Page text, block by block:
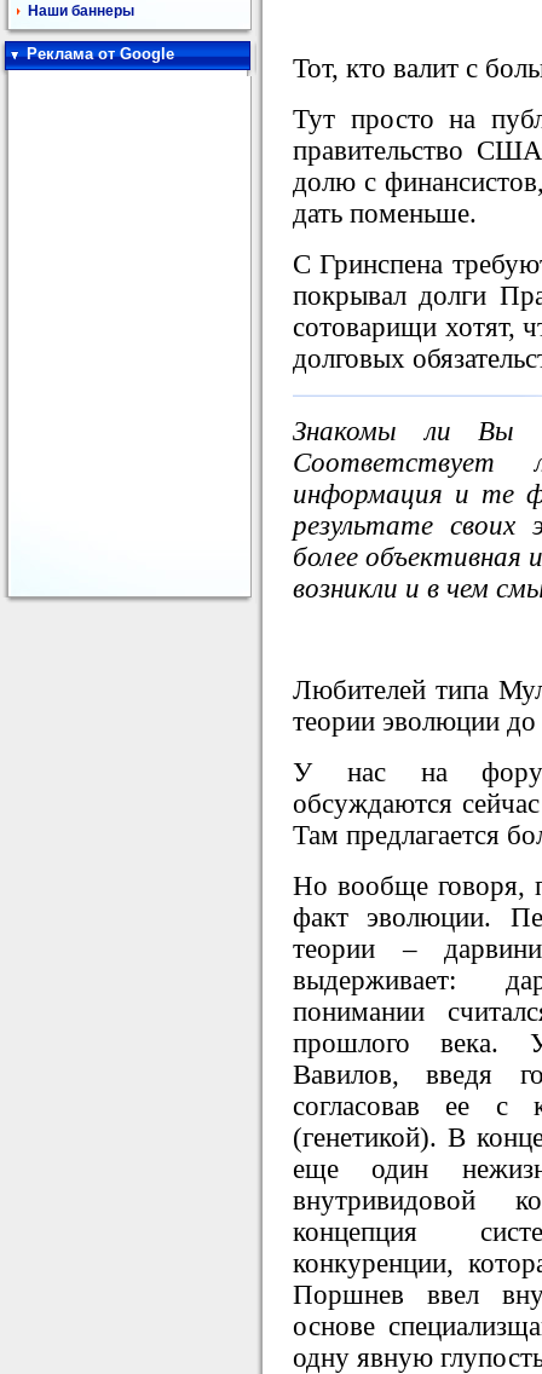
Наши баннеры
Реклама от Google
Тот, кто валит с
Тут просто на
правительство
долю с
дать поменьше.
С Гринспена
покрывал долги
сотоварищи хотят,
долговых
Знакомы ли Вы
Соответствует
информация и те
результате своих
более
возникли и в чем
Любителей типа
теории эволюции до
У нас на
обсуждаются
Там предлагается
Но вообще говоря,
факт эволюции.
теории –
выдерживает:
понимании
прошлого века.
Вавилов, введя
согласовав ее с
(генетикой). В
еще один
внутривидовой
концепция
конкуренции,
Поршнев ввел
основе
одну явную